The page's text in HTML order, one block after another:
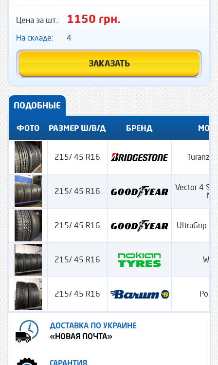
Цена за шт.: 1150 грн.
На складе: 4
ЗАКАЗАТЬ
ПОДОБНЫЕ
ФОТО РАЗМЕР Ш/В/Д БРЕНД
215/ 45 R16 Turanza
215/ 45 R16
Vector 4
215/ 45 R16 UltraGrip
215/ 45 R16
215/ 45 R16
ДОСТАВКА ПО УКРАИНЕ
«НОВАЯ ПОЧТА»